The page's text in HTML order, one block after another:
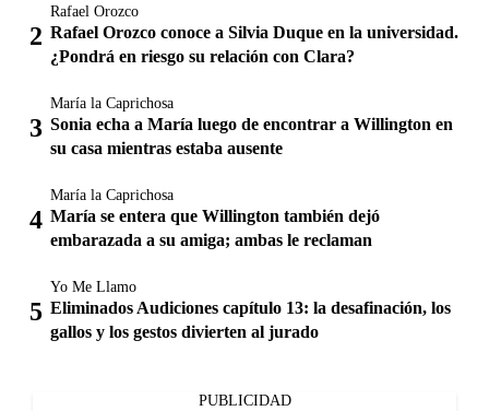
Rafael Orozco
Rafael Orozco conoce a Silvia Duque en la universidad.
¿Pondrá en riesgo su relación con Clara?
María la Caprichosa
Sonia echa a María luego de encontrar a Willington en
su casa mientras estaba ausente
María la Caprichosa
María se entera que Willington también dejó
embarazada a su amiga; ambas le reclaman
Yo Me Llamo
Eliminados Audiciones capítulo 13: la desafinación, los
gallos y los gestos divierten al jurado
PUBLICIDAD